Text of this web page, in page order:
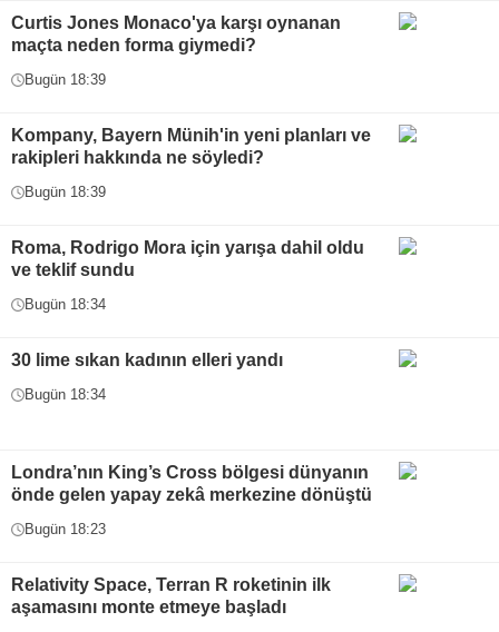
Curtis Jones Monaco'ya karşı oynanan
maçta neden forma giymedi?
Bugün 18:39
Kompany, Bayern Münih'in yeni planları ve
rakipleri hakkında ne söyledi?
Bugün 18:39
Roma, Rodrigo Mora için yarışa dahil oldu
ve teklif sundu
Bugün 18:34
30 lime sıkan kadının elleri yandı
Bugün 18:34
Londra’nın King’s Cross bölgesi dünyanın
önde gelen yapay zekâ merkezine dönüştü
Bugün 18:23
Relativity Space, Terran R roketinin ilk
aşamasını monte etmeye başladı